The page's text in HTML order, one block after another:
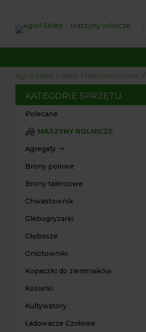
Agrol Sklep Sklep Traktorki/Kosiarki
KATEGORIE SPRZĘTU
Polecane
MASZYNY ROLNICZE
Agregaty
Brony polowe
Brony talerzowe
Chwastownik
Glebogryzarki
Głębosze
Gniotowniki
Kopaczki do ziemniaków
Kosiarki
Kultywatory
Ładowacze Czołowe